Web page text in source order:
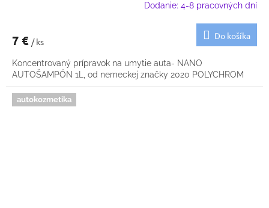
Dodanie: 4-8 pracovných dní
7 € / ks
Do košíka
Koncentrovaný prípravok na umytie auta- NANO
AUTOŠAMPÓN 1L, od nemeckej značky 2020 POLYCHROM
autokozmetika